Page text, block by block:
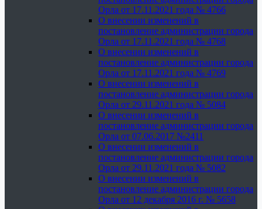
Орла от 17.11.2021 года № 4766
О внесении изменений в
постановление администрации города
Орла от 17.11.2021 года № 4768
О внесении изменений в
постановление администрации города
Орла от 17.11.2021 года № 4769
О внесении изменений в
постановление администрации города
Орла от 29.11.2021 года № 5084
О внесении изменений в
постановление администрации города
Орла от 07.06.2017 №2411
О внесении изменений в
постановление администрации города
Орла от 29.11.2021 года № 5082
О внесении изменений в
постановление администрации города
Орла от 12 декабря 2016 г. № 5658